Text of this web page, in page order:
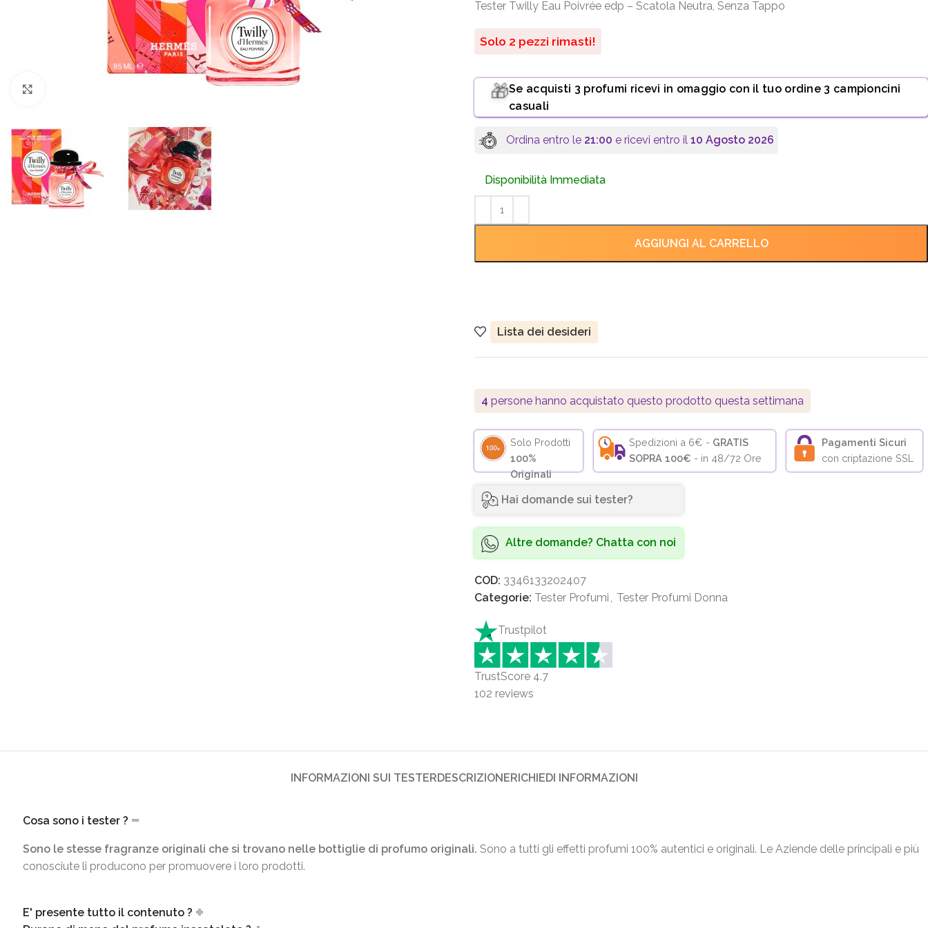
Tester Twilly Eau Poivrée edp – Scatola Neutra, Senza Tappo
Solo 2 pezzi rimasti!
🎁Se acquisti 3 profumi ricevi in omaggio con il tuo ordine 3 campioncini
casuali
Ordina entro le 21:00 e ricevi entro il 10 Agosto 2026
Disponibilità Immediata
AGGIUNGI AL CARRELLO
Lista dei desideri
4 persone hanno acquistato questo prodotto questa settimana
Solo Prodotti
100%
Originali
Spedizioni a 6€ - GRATIS
SOPRA 100€ - in 48/72 Ore
Pagamenti Sicuri
con criptazione SSL
Hai domande sui tester?
Altre domande? Chatta con noi
COD: 3346133202407
Categorie: Tester Profumi Tester Profumi Donna
Trustpilot
TrustScore 4.7
102 reviews
INFORMAZIONI SUI TESTERDESCRIZIONERICHIEDI INFORMAZIONI
Cosa sono i tester ?
Sono le stesse fragranze originali che si trovano nelle bottiglie di profumo originali. Sono a tutti gli effetti profumi 100% autentici e originali. Le Aziende delle principali e più
conosciute li producono per promuovere i loro prodotti.
E' presente tutto il contenuto ?